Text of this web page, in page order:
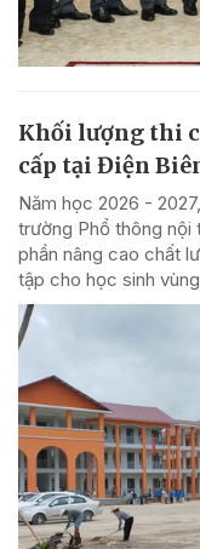
Khối lượng thi
cấp tại Điện
Năm học 2026 -
trường Phổ thông nội
phần nâng cao chất
tập cho học sinh